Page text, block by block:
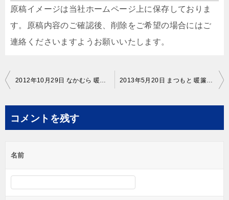
原稿イメージは当社ホームページ上に保存しておりま
す。原稿内容のご確認後、削除をご希望の場合にはご
連絡くださいますようお願いいたします。
投
ビ
ー
シ
ョ
コメントを残す
名前